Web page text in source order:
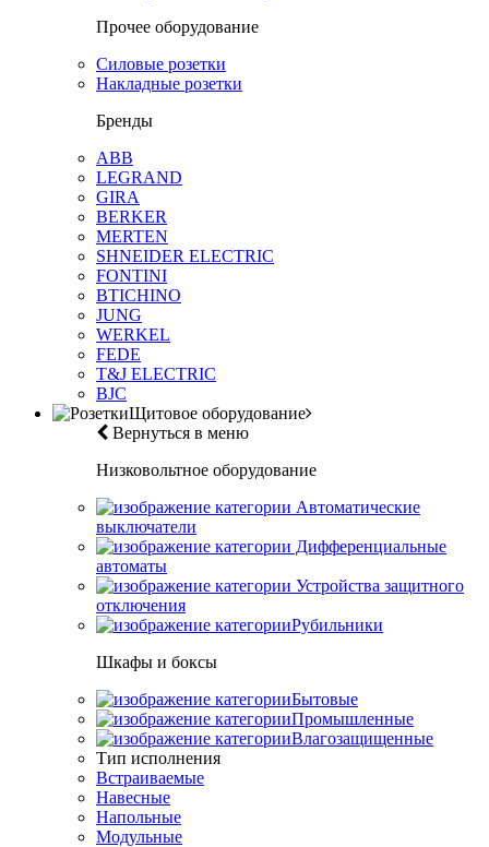
Прочее оборудование
Силовые розетки
Накладные розетки
Бренды
ABB
LEGRAND
GIRA
BERKER
MERTEN
SHNEIDER ELECTRIC
FONTINI
BTICHINO
JUNG
WERKEL
FEDE
T&J ELECTRIC
BJC
Щитовое оборудование
Вернуться в меню
Низковольтное оборудование
Автоматические
выключатели
Дифференциальные
автоматы
Устройства защитного
отключения
Рубильники
Шкафы и боксы
Бытовые
Промышленные
Влагозащищенные
Тип исполнения
Встраиваемые
Навесные
Напольные
Модульные